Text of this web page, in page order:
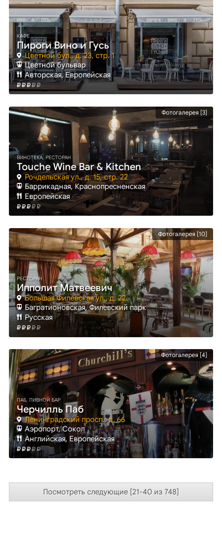
КАФЕ
Пироги Вино и Гусь
Цветной бул., д. 23, стр. 1
Цветной бульвар
Авторская, Европейская
Фотогалерея [3]
ВИНОТЕКА, РЕСТОРАН
Touche Wine Bar & Kitchen
Рочдельская ул., д. 15, стр. 22
Баррикадная, Краснопресненская
Европейская
Фотогалерея [10]
РЕСТОРАН
Ипполит Матвеевич
Большая Филевская ул., д. 22
Багратионовская, Филевский парк
Русская
Фотогалерея [4]
ПАБ, ПИВНОЙ БАР
Черчилль Паб
Ленинградский просп., д. 66
Аэропорт, Сокол
Английская, Европейская
Посмотреть следующие [21-40 из 748]